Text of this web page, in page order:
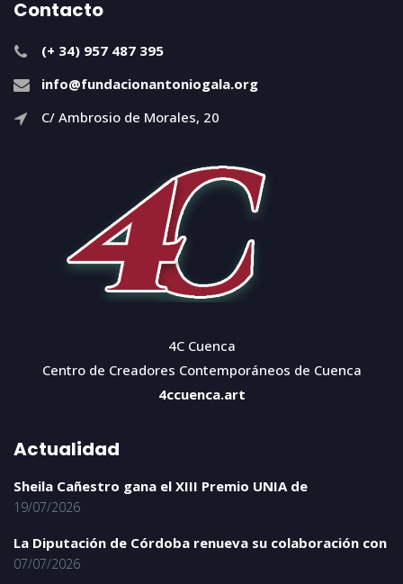
Contacto
(+ 34) 957 487 395
info@fundacionantoniogala.org
C/ Ambrosio de Morales, 20
4C Cuenca
Centro de Creadores Contemporáneos de Cuenca
4ccuenca.art
Actualidad
Sheila Cañestro gana el XIII Premio UNIA de
19/07/2026
La Diputación de Córdoba renueva su colaboración con
07/07/2026